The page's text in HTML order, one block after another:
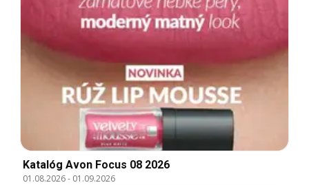
Katalóg Avon Focus 08 2026
01.08.2026- 01.09.2026